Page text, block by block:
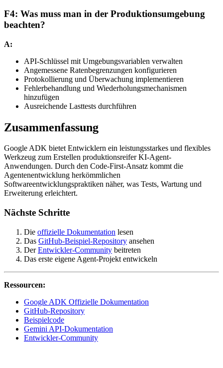
F4: Was muss man in der Produktionsumgebung
beachten?
A:
API-Schlüssel mit Umgebungsvariablen verwalten
Angemessene Ratenbegrenzungen konfigurieren
Protokollierung und Überwachung implementieren
Fehlerbehandlung und Wiederholungsmechanismen
hinzufügen
Ausreichende Lasttests durchführen
Zusammenfassung
Google ADK bietet Entwicklern ein leistungsstarkes und flexibles
Werkzeug zum Erstellen produktionsreifer KI-Agent-
Anwendungen. Durch den Code-First-Ansatz kommt die
Agentenentwicklung herkömmlichen
Softwareentwicklungspraktiken näher, was Tests, Wartung und
Erweiterung erleichtert.
Nächste Schritte
Die offizielle Dokumentation lesen
Das GitHub-Beispiel-Repository ansehen
DerEntwickler-Community beitreten
Das erste eigene Agent-Projekt entwickeln
Ressourcen:
Google ADK Offizielle Dokumentation
GitHub-Repository
Beispielcode
Gemini API-Dokumentation
Entwickler-Community